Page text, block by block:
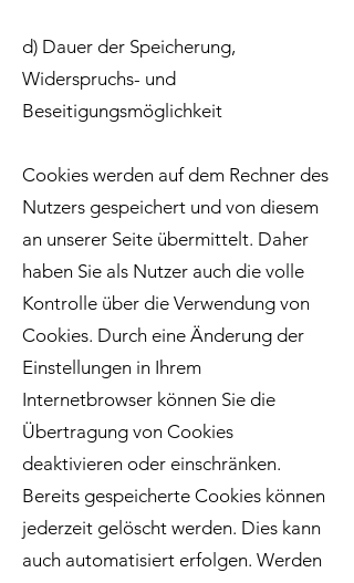
d) Dauer der Speicherung,
Widerspruchs- und
Beseitigungsmöglichkeit
Cookies werden auf dem Rechner des
Nutzers gespeichert und von diesem
an unserer Seite übermittelt. Daher
haben Sie als Nutzer auch die volle
Kontrolle über die Verwendung von
Cookies. Durch eine Änderung der
Einstellungen in Ihrem
Internetbrowser können Sie die
Übertragung von Cookies
deaktivieren oder einschränken.
Bereits gespeicherte Cookies können
jederzeit gelöscht werden. Dies kann
auch automatisiert erfolgen. Werden